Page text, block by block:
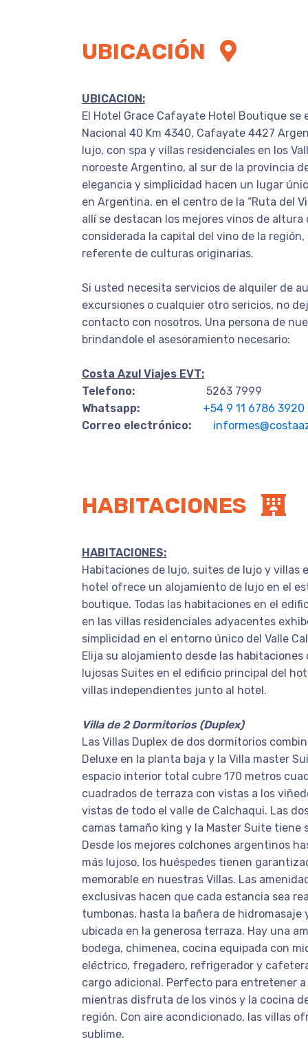
UBICACIÓN
UBICACION:
El Hotel Grace Cafayate Hotel Boutique se
Nacional 40 Km 4340, Cafayate 4427
lujo, con spa y villas residenciales en los
noroeste Argentino, al sur de la provincia
elegancia y simplicidad hacen un lugar
en Argentina. en el centro de la “Ruta del
allí se destacan los mejores vinos de
considerada la capital del vino de la
referente de culturas originarias.
Si usted necesita servicios de alquiler de
excursiones o cualquier otro sericios, no
contacto con nosotros. Una persona de
brindandole el asesoramiento necesario:
Costa Azul Viajes EVT:
Telefono:
5263 7999
Whatsapp:
+54 9 11 6786 3920
Correo electrónico:
HABITACIONES
HABITACIONES:
Habitaciones de lujo, suites de lujo y villas
hotel ofrece un alojamiento de lujo en el
boutique. Todas las habitaciones en el
en las villas residenciales adyacentes
simplicidad en el entorno único del Valle
Elija su alojamiento desde las
lujosas Suites en el edificio principal del
villas independientes junto al hotel.
Villa de 2 Dormitorios (Duplex)
Las Villas Duplex de dos dormitorios
Deluxe en la planta baja y la Villa master
espacio interior total cubre 170 metros
cuadrados de terraza con vistas a los
vistas de todo el valle de Calchaqui. Las
camas tamaño king y la Master Suite tiene
Desde los mejores colchones argentinos
más lujoso, los huéspedes tienen
memorable en nuestras Villas. Las
exclusivas hacen que cada estancia sea
tumbonas, hasta la bañera de hidromasaje
ubicada en la generosa terraza. Hay una
bodega, chimenea, cocina equipada con
eléctrico, fregadero, refrigerador y
cargo adicional. Perfecto para entretener
mientras disfruta de los vinos y la cocina
región. Con aire acondicionado, las villas
sublime.